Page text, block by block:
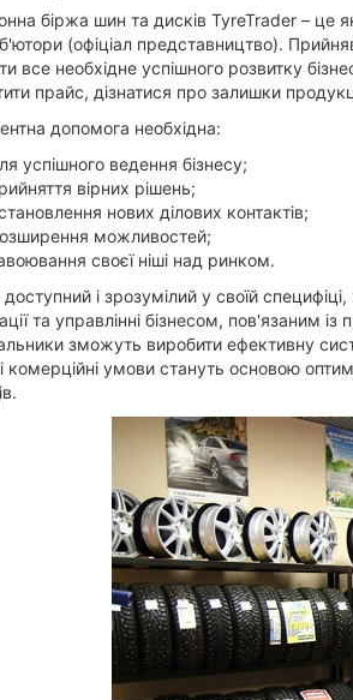
біржа шин та дисків TyreTrader – це
(офіціал представництво).
все необхідне успішного розвитку
прайс, дізнатися про залишки
допомога необхідна:
успішного ведення бізнесу;
вірних рішень;
нових ділових контактів;
можливостей;
своєї ніші над ринком.
і зрозумілий у своїй
та управлінні бізнесом, пов'язаним
зможуть виробити ефективну
комерційні умови стануть основою